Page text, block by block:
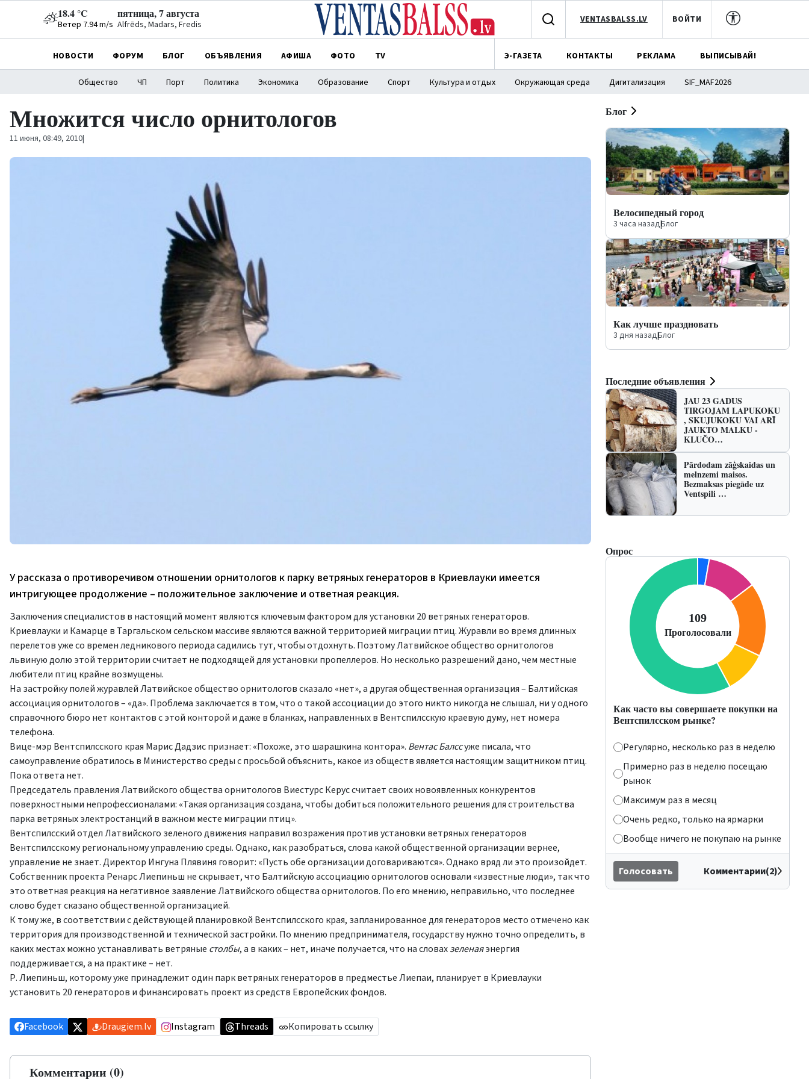
18.4 °C
Ветер 7.94 m/s
пятница, 7 августа
Alfrēds, Madars, Fredis VENTASBALSS.LV ВОЙТИ
НОВОСТИ ФОРУМ БЛОГ ОБЪЯВЛЕНИЯ АФИША ФОТО TV Э-ГАЗЕТА КОНТАКТЫ РЕКЛАМА ВЫПИСЫВАЙ!
Общество ЧП Порт Политика Экономика Образование Спорт Культура и отдых Окружающая среда Дигитализация SIF_MAF2026
Множится число орнитологов
11 июня, 08:49, 2010|
У рассказа о противоречивом отношении орнитологов к парку ветряных генераторов в Криевлауки имеется
интригующее продолжение – положительное заключение и ответная реакция.
Заключения специалистов в настоящий момент являются ключевым фактором для установки 20 ветряных генераторов.
Криевлауки и Камарце в Таргальском сельском массиве являются важной территорией миграции птиц. Журавли во время длинных
перелетов уже со времен ледникового периода садились тут, чтобы отдохнуть. Поэтому Латвийское общество орнитологов
львиную долю этой территории считает не подходящей для установки пропеллеров. Но несколько разрешений дано, чем местные
любители птиц крайне возмущены.
На застройку полей журавлей Латвийское общество орнитологов сказало «нет», а другая общественная организация – Балтийская
ассоциация орнитологов – «да». Проблема заключается в том, что о такой ассоциации до этого никто никогда не слышал, ни у одного
справочного бюро нет контактов с этой конторой и даже в бланках, направленных в Вентспилсскую краевую думу, нет номера
телефона.
Вице-мэр Вентспилсского края Марис Дадзис признает: «Похоже, это шарашкина контора». Вентас Балссуже писала, что
самоуправление обратилось в Министерство среды с просьбой объяснить, какое из обществ является настоящим защитником птиц.
Пока ответа нет.
Председатель правления Латвийского общества орнитологов Виестурс Керус считает своих новоявленных конкурентов
поверхностными непрофессионалами: «Такая организация создана, чтобы добиться положительного решения для строительства
парка ветряных электростанций в важном месте миграции птиц».
Вентспилсский отдел Латвийского зеленого движения направил возражения против установки ветряных генераторов
Вентспилсскому региональному управлению среды. Однако, как разобраться, слова какой общественной организации вернее,
управление не знает. Директор Ингуна Плявиня говорит: «Пусть обе организации договариваются». Однако вряд ли это произойдет.
Собственник проекта Ренарс Лиепиньш не скрывает, что Балтийскую ассоциацию орнитологов основали «известные люди», так что
это ответная реакция на негативное заявление Латвийского общества орнитологов. По его мнению, неправильно, что последнее
слово будет сказано общественной организацией.
К тому же, в соответствии с действующей планировкой Вентспилсского края, запланированное для генераторов место отмечено как
территория для производственной и технической застройки. По мнению предпринимателя, государству нужно точно определить, в
каких местах можно устанавливать ветряные столбы, а в каких – нет, иначе получается, что на словахзеленаяэнергия
поддерживается, а на практике – нет.
Р. Лиепиньш, которому уже принадлежит один парк ветряных генераторов в предместье Лиепаи, планирует в Криевлауки
установить 20 генераторов и финансировать проект из средств Европейских фондов.
Facebook Draugiem.lv Instagram Threads Копировать ссылку
Комментарии (0)
Блог
Велосипедный город
3 часа назад|Блог
Как лучше праздновать
3 дня назад|Блог
Последние объявления
JAU 23 GADUS
TIRGOJAM LAPUKOKU
, SKUJUKOKU VAI ARĪ
JAUKTO MALKU -
KLUČO…
Pārdodam zāģskaidas un
melnzemi maisos.
Bezmaksas piegāde uz
Ventspili …
Опрос
Как часто вы совершаете покупки на
Вентспилсском рынке?
Регулярно, несколько раз в неделю
Примерно раз в неделю посещаю
рынок
Максимум раз в месяц
Очень редко, только на ярмарки
Вообще ничего не покупаю на рынке
Голосовать Комментарии(2)